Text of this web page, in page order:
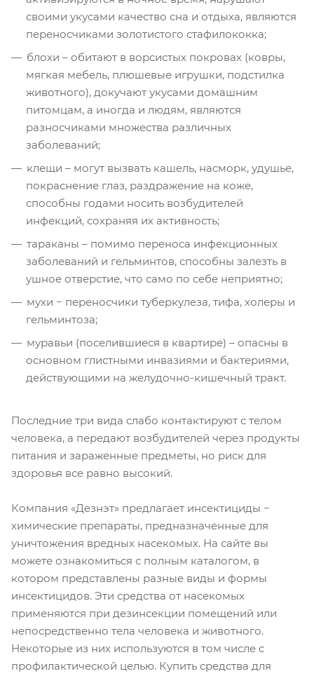
своими укусами качество сна и отдыха, являются
переносчиками золотистого стафилококка;
блохи – обитают в ворсистых покровах (ковры,
мягкая мебель, плюшевые игрушки, подстилка
животного), докучают укусами домашним
питомцам, а иногда и людям, являются
разносчиками множества различных
заболеваний;
клещи – могут вызвать кашель, насморк, удушье,
покраснение глаз, раздражение на коже,
способны годами носить возбудителей
инфекций, сохраняя их активность;
тараканы – помимо переноса инфекционных
заболеваний и гельминтов, способны залезть в
ушное отверстие, что само по себе неприятно;
мухи − переносчики туберкулеза, тифа, холеры и
гельминтоза;
муравьи (поселившиеся в квартире) – опасны в
основном глистными инвазиями и бактериями,
действующими на желудочно-кишечный тракт.
Последние три вида слабо контактируют с телом
человека, а передают возбудителей через продукты
питания и зараженные предметы, но риск для
здоровья все равно высокий.
Компания «Дезнэт» предлагает инсектициды −
химические препараты, предназначенные для
уничтожения вредных насекомых. На сайте вы
можете ознакомиться с полным каталогом, в
котором представлены разные виды и формы
инсектицидов. Эти средства от насекомых
применяются при дезинсекции помещений или
непосредственно тела человека и животного.
Некоторые из них используются в том числе с
профилактической целью. Купить средства для